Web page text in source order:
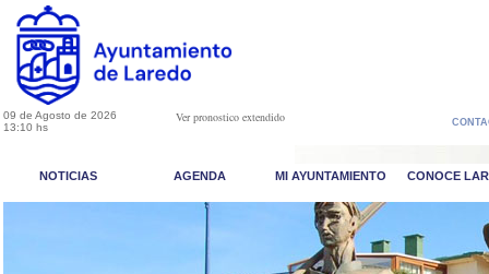
09 de Agosto de 2026
13:10 hs
Ver pronostico extendido
NOTICIAS AGENDA MI AYUNTAMIENTO CONOCE